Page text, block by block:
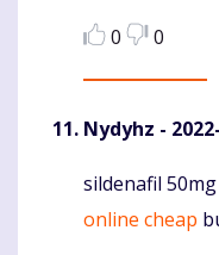
0
0
Nydyhz -
Komentaras
sildenafil
online cheap